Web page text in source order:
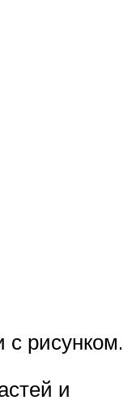
с рисунком.
и